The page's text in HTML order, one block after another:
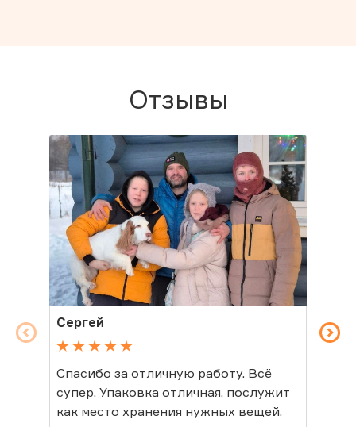
Отзывы
Сергей
Спасибо за отличную работу. Всё
супер. Упаковка отличная, послужит
как место хранения нужных вещей.